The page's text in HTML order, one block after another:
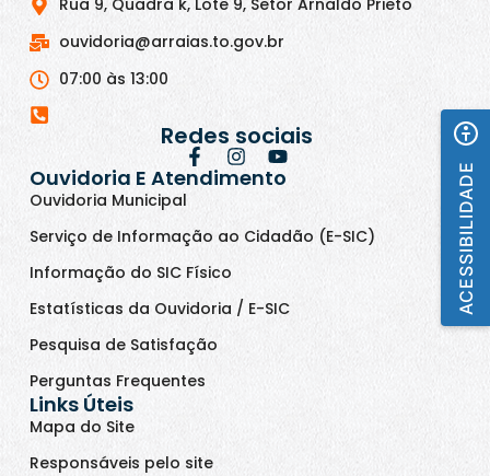
Rua 9, Quadra k, Lote 9, Setor Arnaldo Prieto
ouvidoria@arraias.to.gov.br
07:00 às 13:00
Redes sociais
Ouvidoria E Atendimento
Ouvidoria Municipal
Serviço de Informação ao Cidadão (E-SIC)
Informação do SIC Físico
Estatísticas da Ouvidoria / E-SIC
Pesquisa de Satisfação
Perguntas Frequentes
Links Úteis
Mapa do Site
Responsáveis pelo site
ACESSIBILIDADE